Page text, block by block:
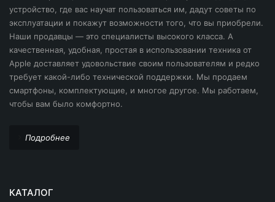
устройство, где вас научат пользоваться им, дадут советы по
эксплуатации и покажут возможности того, что вы приобрели.
Наши продавцы — это специалисты высокого класса. А
качественная, удобная, простая в использовании техника от
Apple доставляет удовольствие своим пользователям и редко
требует какой-либо технической поддержки. Мы продаем
смартфоны, комплектующие, и многое другое. Мы работаем,
чтобы вам было комфортно.
Подробнее
КАТАЛОГ